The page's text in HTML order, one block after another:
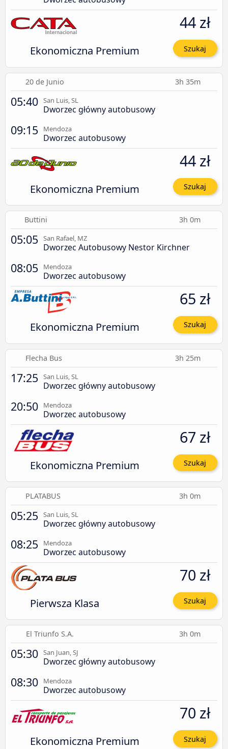
Ekonomiczna Premium
44 zł
Szukaj
20 de Junio 3h 35m
05:40 San Luis, SL
Dworzec główny autobusowy
09:15 Mendoza
Dworzec autobusowy
Ekonomiczna Premium
44 zł
Szukaj
Buttini 3h 0m
05:05 San Rafael, MZ
Dworzec Autobusowy Nestor Kirchner
08:05 Mendoza
Dworzec autobusowy
Ekonomiczna Premium
65 zł
Szukaj
Flecha Bus 3h 25m
17:25 San Luis, SL
Dworzec główny autobusowy
20:50 Mendoza
Dworzec autobusowy
Ekonomiczna Premium
67 zł
Szukaj
PLATABUS 3h 0m
05:25 San Luis, SL
Dworzec główny autobusowy
08:25 Mendoza
Dworzec autobusowy
Pierwsza Klasa
70 zł
Szukaj
El Triunfo S.A. 3h 0m
05:30 San Juan, SJ
Dworzec główny autobusowy
08:30 Mendoza
Dworzec autobusowy
Ekonomiczna Premium
70 zł
Szukaj